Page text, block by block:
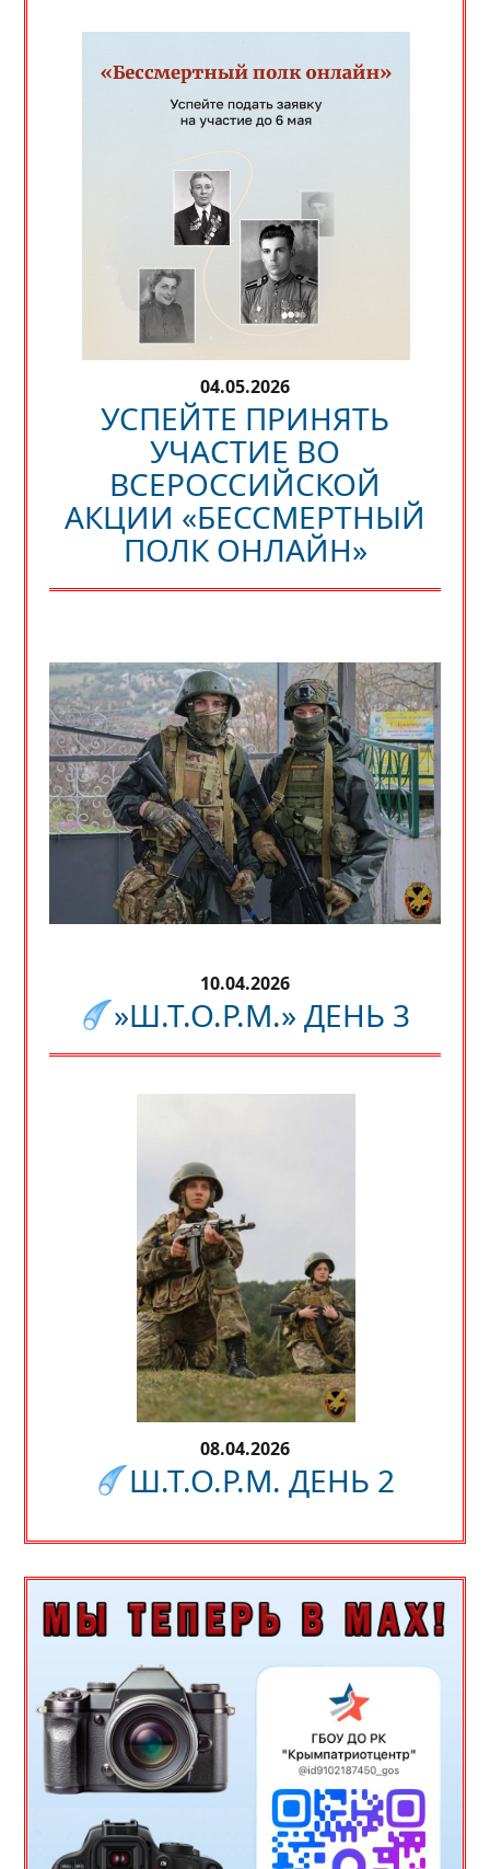
04.05.2026
УСПЕЙТЕ ПРИНЯТЬ
УЧАСТИЕ ВО
ВСЕРОССИЙСКОЙ
АКЦИИ «БЕССМЕРТНЫЙ
ПОЛК ОНЛАЙН»
10.04.2026
»Ш.Т.О.Р.М.» ДЕНЬ 3
08.04.2026
Ш.Т.О.Р.М. ДЕНЬ 2